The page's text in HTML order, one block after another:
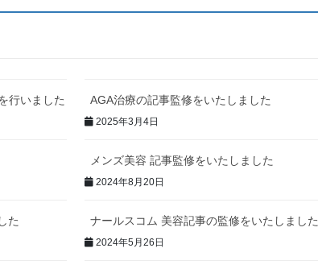
行いました AGA治療の記事監修をいたしました
2025年3月4日
メンズ美容 記事監修をいたしました
2024年8月20日
た ナールスコム 美容記事の監修をいたしました
2024年5月26日